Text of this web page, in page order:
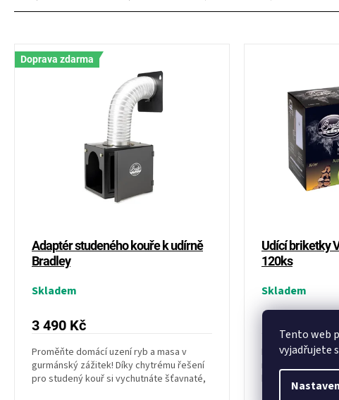
Tento web
vyjadřujete
e
p
r
V
ýDoprava zdarma
Adaptér studeného kouře k udírně
Bradley
Skladem
3 490 Kč
Proměňte domácí uzení ryb a masa v
gurmánský zážitek! Díky chytrému řešení
pro studený kouř si vychutnáte šťavnaté,
Udící briketky
120ks
Skladem
Dopřejte svému
mistrovskou chuť
briketám z
je lisován bez...